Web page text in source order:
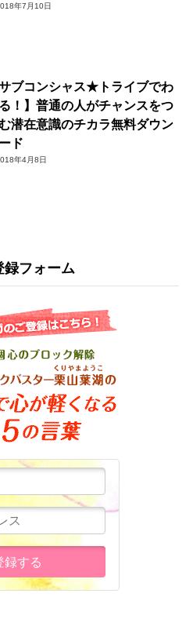
年7月10日
サブコンシャス★トライブでわ
！】普通の人がチャンスをつ
潜在意識のチカラ無料ダウン
ド
年4月8日
録フォーム